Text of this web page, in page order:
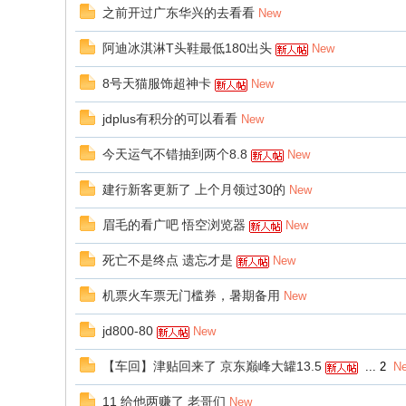
之前开过广东华兴的去看看 New
阿迪冰淇淋T头鞋最低180出头 New
8号天猫服饰超神卡 New
jdplus有积分的可以看看 New
今天运气不错抽到两个8.8 New
建行新客更新了 上个月领过30的 New
眉毛的看广吧 悟空浏览器 New
死亡不是终点 遗忘才是 New
机票火车票无门槛券，暑期备用 New
jd800-80 New
【车回】津贴回来了 京东巅峰大罐13.5 ... 2
11 给他两赚了 老哥们 New